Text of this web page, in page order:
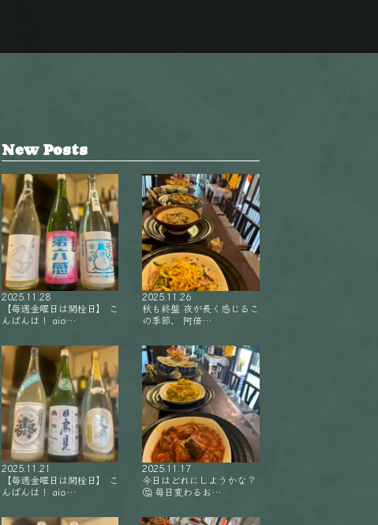
New Posts
2025.11.28
【毎週金曜日は開栓日】 こ
んばんは！ aio…
2025.11.26
秋も終盤 夜が長く感じるこ
の季節、 阿倍…
2025.11.21
【毎週金曜日は開栓日】 こ
んばんは！ aio…
2025.11.17
今日はどれにしようかな？
🤔 毎日変わるお…